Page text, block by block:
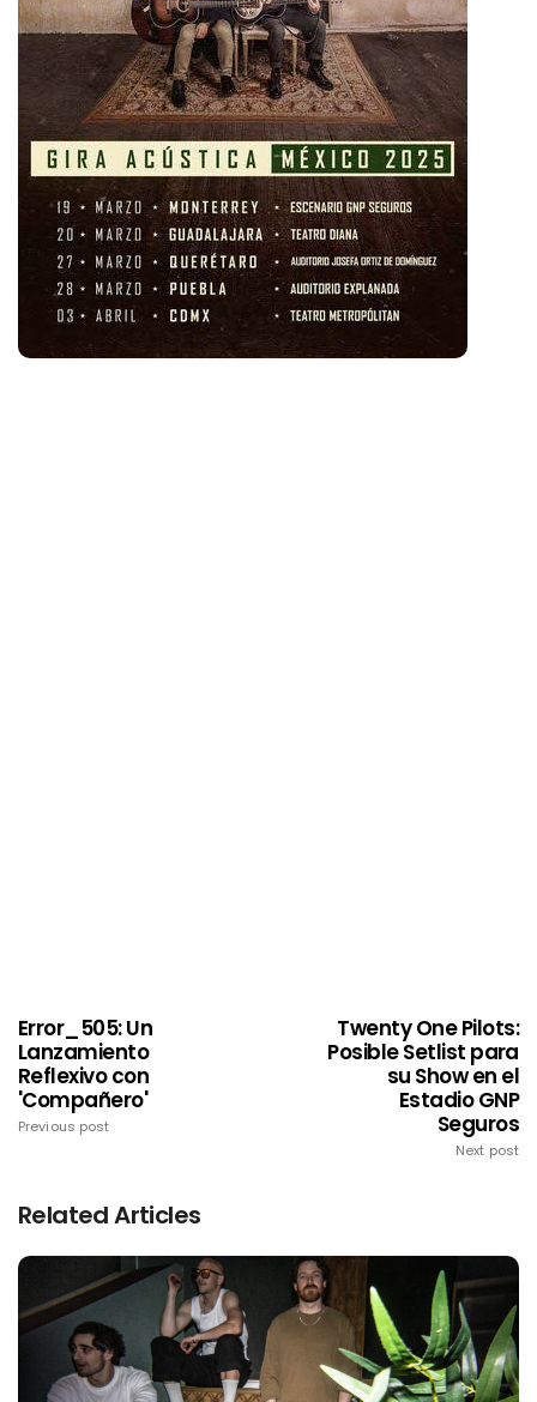
Error_505: Un
Lanzamiento
Reflexivo con
'Compañero'
Previous post
Twenty One Pilots:
Posible Setlist para
su Show en el
Estadio GNP
Seguros
Next post
Related Articles